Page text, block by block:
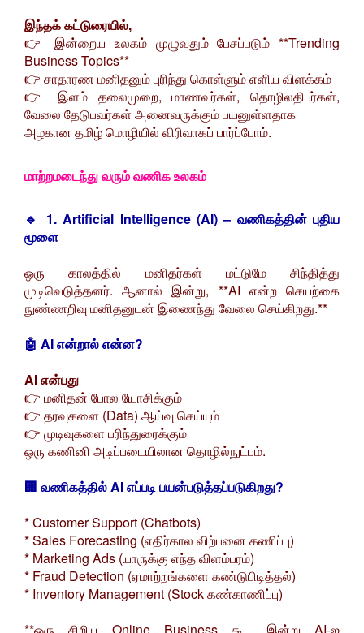
இந்தக் கட்டுரையில்,
👉 இன்றைய உலகம் முழுவதும் பேசப்படும் **Trending
Business Topics**
👉 சாதாரண மனிதனும் புரிந்து கொள்ளும் எளிய விளக்கம்
👉 இளம் தலைமுறை, மாணவர்கள், தொழிலதிபர்கள்,
வேலை தேடுபவர்கள் அனைவருக்கும் பயனுள்ளதாக
அழகான தமிழ் மொழியில் விரிவாகப் பார்ப்போம்.
மாற்றமடைந்து வரும் வணிக உலகம்
🔹 1. Artificial Intelligence (AI) – வணிகத்தின் புதிய
மூளை
ஒரு காலத்தில் மனிதர்கள் மட்டுமே சிந்தித்து
முடிவெடுத்தனர். ஆனால் இன்று, **AI என்ற செயற்கை
நுண்ணறிவு மனிதனுடன் இணைந்து வேலை செய்கிறது.**
🤖 AI என்றால் என்ன?
AI என்பது
👉 மனிதன் போல யோசிக்கும்
👉 தரவுகளை (Data) ஆய்வு செய்யும்
👉 முடிவுகளை பரிந்துரைக்கும்
ஒரு கணினி அடிப்படையிலான தொழில்நுட்பம்.
🏢 வணிகத்தில் AI எப்படி பயன்படுத்தப்படுகிறது?
* Customer Support (Chatbots)
* Sales Forecasting (எதிர்கால விற்பனை கணிப்பு)
* Marketing Ads (யாருக்கு எந்த விளம்பரம்)
* Fraud Detection (ஏமாற்றங்களை கண்டுபிடித்தல்)
* Inventory Management (Stock கண்காணிப்பு)